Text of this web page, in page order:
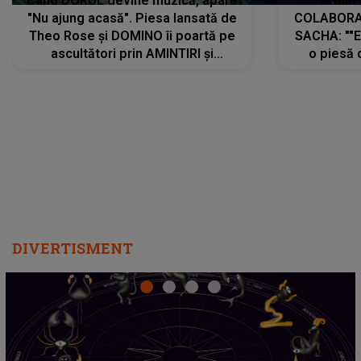
"Nu ajung acasă". Piesa lansată de
Theo Rose și DOMINO îi poartă pe
ascultători prin AMINTIRI și
SACHA:
o piesă
DIVERTISMENT